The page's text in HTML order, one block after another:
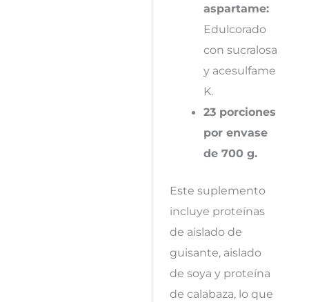
aspartame:
Edulcorado
con sucralosa
y acesulfame
K.
23 porciones
por envase
de 700 g.
Este suplemento
incluye proteínas
de aislado de
guisante, aislado
de soya y proteína
de calabaza, lo que